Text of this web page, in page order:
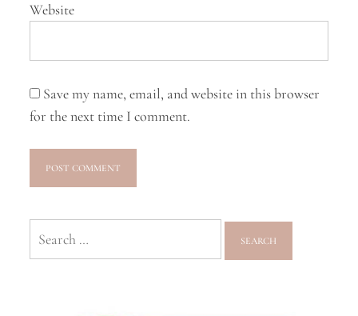
Website
Save my name, email, and website in this browser
for the next time I comment.